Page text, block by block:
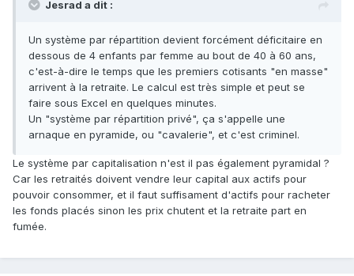
Jesrad a dit :
Un système par répartition devient forcément déficitaire en
dessous de 4 enfants par femme au bout de 40 à 60 ans,
c'est-à-dire le temps que les premiers cotisants "en masse"
arrivent à la retraite. Le calcul est très simple et peut se
faire sous Excel en quelques minutes.
Un "système par répartition privé", ça s'appelle une
arnaque en pyramide, ou "cavalerie", et c'est criminel.
Le système par capitalisation n'est il pas également pyramidal ?
Car les retraités doivent vendre leur capital aux actifs pour
pouvoir consommer, et il faut suffisament d'actifs pour racheter
les fonds placés sinon les prix chutent et la retraite part en
fumée.